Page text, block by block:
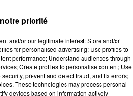
pour qu’il ne finisse
LES
ÉLECTRO
LES
ÉLECTRO :
LE CLUB
priorité
and/or our legitimate interest: Store and/or
for personalised advertising; Use profiles to
performance; Understand audiences through
Create profiles to personalise content; Use
prevent and detect fraud, and fix errors;
These technologies may process personal
devices based on information actively